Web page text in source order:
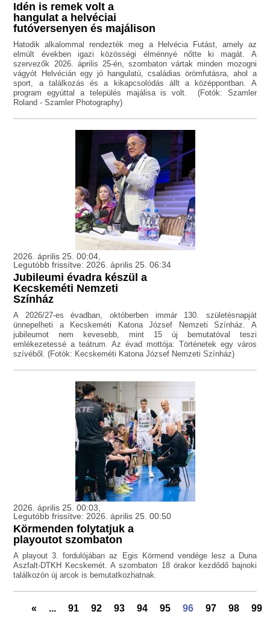
Idén is remek volt a
hangulat a helvéciai
futóversenyen és majálison
Hatodik alkalommal rendezték meg a Helvécia Futást, amely az
elmúlt években igazi közösségi élménnyé nőtte ki magát. A
szervezők 2026. április 25-én, szombaton vártak minden mozogni
vágyót Helvécián egy jó hangulatú, családias örömfutásra, ahol a
sport, a találkozás és a kikapcsolódás állt a középpontban. A
program egyúttal a település majálisa is volt. (Fotók: Szamler
Roland - Szamler Photography)
2026. április 25. 00:04,
Legutóbb frissítve: 2026. április 25. 06:34
Jubileumi évadra készül a
Kecskeméti Nemzeti
Színház
A 2026/27-es évadban, októberben immár 130. születésnapját
ünnepelheti a Kecskeméti Katona József Nemzeti Színház. A
jubileumot nem kevesebb, mint 15 új bemutatóval teszi
emlékezetessé a teátrum. Az évad mottója: Történetek egy város
szívéből. (Fotók: Kecskeméti Katona József Nemzeti Színház)
2026. április 25. 00:03,
Legutóbb frissítve: 2026. április 25. 00:50
Körmenden folytatjuk a
playoutot szombaton
A playout 3. fordulójában az Egis Körmend vendége lesz a Duna
Aszfalt-DTKH Kecskemét. A szombaton 18 órakor kezdődő bajnoki
találkozón új arcok is bemutatkozhatnak.
« ... 91 92 93 94 95 96 97 98 99